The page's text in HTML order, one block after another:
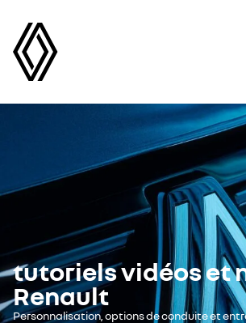
tutoriels vidéos et
Renault
Personnalisation, options de conduite et